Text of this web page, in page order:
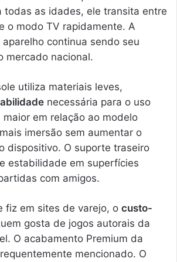
todas as idades, ele transita entre
o modo TV rapidamente. A
continua sendo seu
mercado nacional.
utiliza materiais leves,
necessária para o uso
em relação ao modelo
imersão sem aumentar o
dispositivo. O suporte traseiro
estabilidade em superfícies
com amigos.
fiz em sites de varejo, o custo-
gosta de jogos autorais da
O acabamento Premium da
mencionado. O